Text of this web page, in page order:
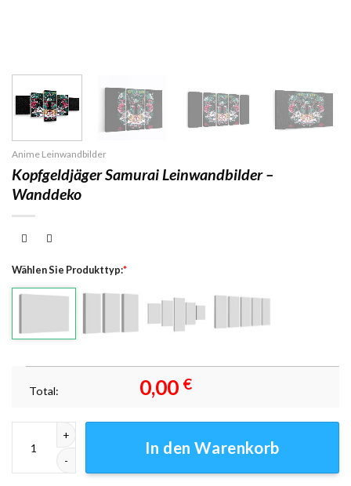
Anime Leinwandbilder
Kopfgeldjäger Samurai Leinwandbilder –
Wanddeko
Wählen Sie Produkttyp:*
Total: 0,00 €
In den Warenkorb